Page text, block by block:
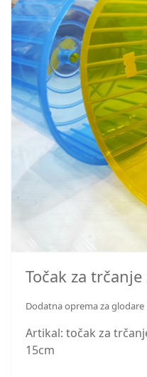
Točak za
Dodatna oprema za glodare
Artikal: točak za
15cm